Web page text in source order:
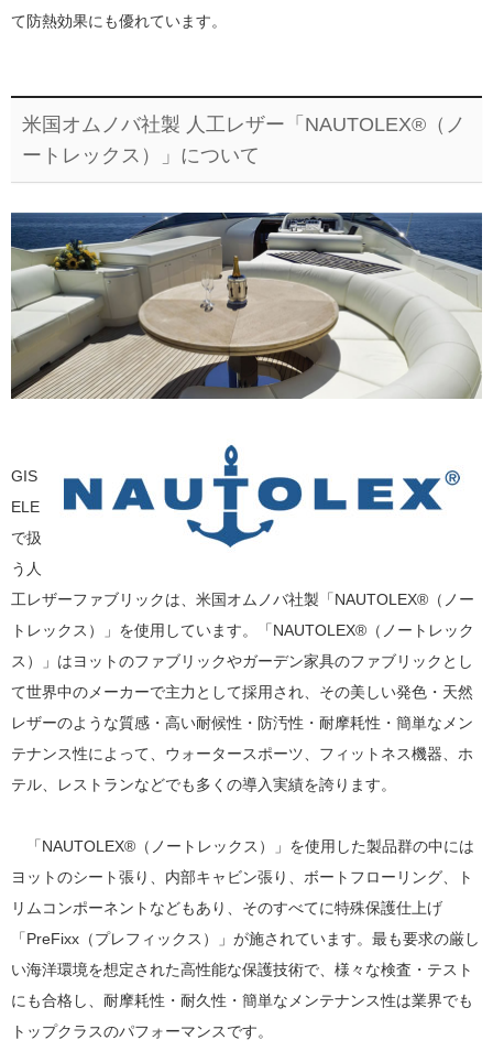
て防熱効果にも優れています。
米国オムノバ社製 人工レザー「NAUTOLEX®（ノ
ートレックス）」について
GIS
ELE
で扱
う人
工レザーファブリックは、米国オムノバ社製「NAUTOLEX®（ノー
トレックス）」を使用しています。「NAUTOLEX®（ノートレック
ス）」はヨットのファブリックやガーデン家具のファブリックとし
て世界中のメーカーで主力として採用され、その美しい発色・天然
レザーのような質感・高い耐候性・防汚性・耐摩耗性・簡単なメン
テナンス性によって、ウォータースポーツ、フィットネス機器、ホ
テル、レストランなどでも多くの導入実績を誇ります。
「NAUTOLEX®（ノートレックス）」を使用した製品群の中には
ヨットのシート張り、内部キャビン張り、ボートフローリング、ト
リムコンポーネントなどもあり、そのすべてに特殊保護仕上げ
「PreFixx（プレフィックス）」が施されています。最も要求の厳し
い海洋環境を想定された高性能な保護技術で、様々な検査・テスト
にも合格し、耐摩耗性・耐久性・簡単なメンテナンス性は業界でも
トップクラスのパフォーマンスです。